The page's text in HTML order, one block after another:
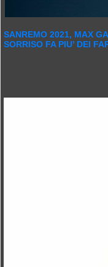
SANREMO 2021, MAX
SORRISO FA PIU’ DEI